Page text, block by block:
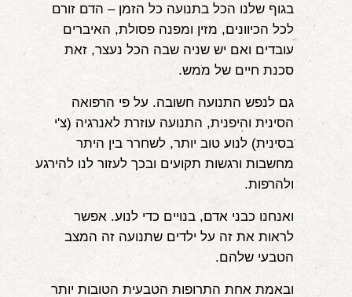
בגוף שלנו הכל בתנועה כל הזמן – הדם זורם
לכל הכיוונים, מזין ומפנה פסולת, האיברים
עובדים ואם יש שניה שבה הכל נעצר, זאת
סכנת חיים של ממש.
גם לנפש התנועה חשובה. על פי הרפואה
הסינית והיפנית, התנועה עוזרת לאנרגיה (צ'י
בסינית) לנוע טוב יותר, לשחרר בין היתר
מחשבות ורגשות תקועים ובכך לעזור לנו להירגע
ולהרפות.
ואנחנו כבני אדם, בנויים כדי לנוע. אפשר
לראות את זה על ילדים שתנועה זה המצב
הטבעי שלהם.
ובאמת אחת התרופות הטבעית הטובות יותר